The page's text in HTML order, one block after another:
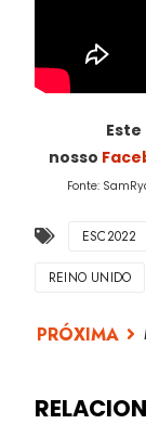
nosso
Fonte:
ESC2022
REINO UNIDO